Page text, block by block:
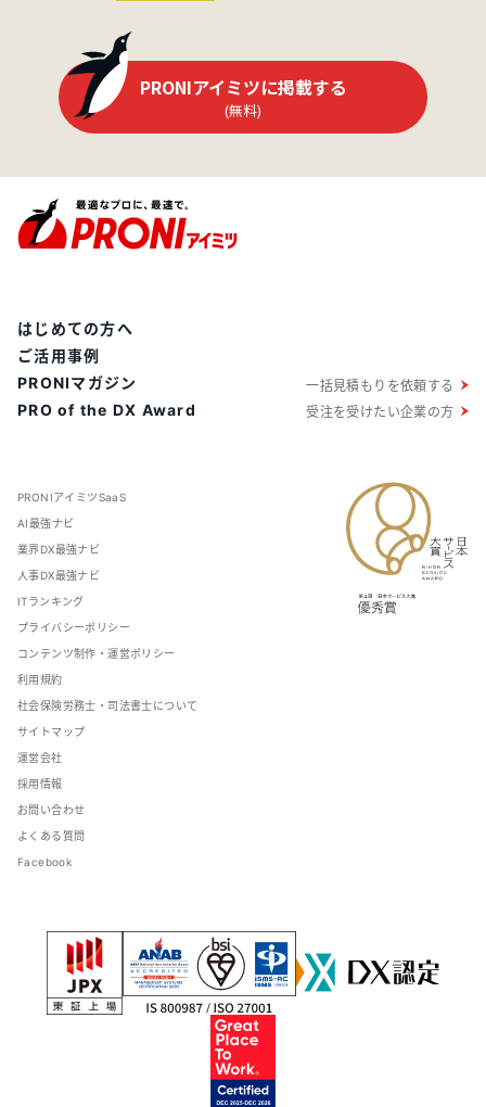
PRONIアイミツに掲載する
(無料)
PRONIアイミツSaaS
AI最強ナビ
業界DX最強ナビ
人事DX最強ナビ
ITランキング
プライバシーポリシー
コンテンツ制作・運営ポリシー
利用規約
社会保険労務士・司法書士について
サイトマップ
運営会社
採用情報
お問い合わせ
よくある質問
Facebook
はじめての方へ
ご活用事例
PRONIマガジン
PRO of the DX Award
一括見積もりを依頼する
受注を受けたい企業の方